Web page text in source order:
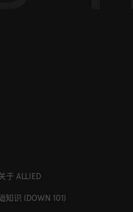
于 ALLIED
知识 (DOWN 101)